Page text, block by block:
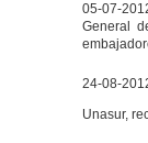
05-07-
General
24-08-
Unasur,